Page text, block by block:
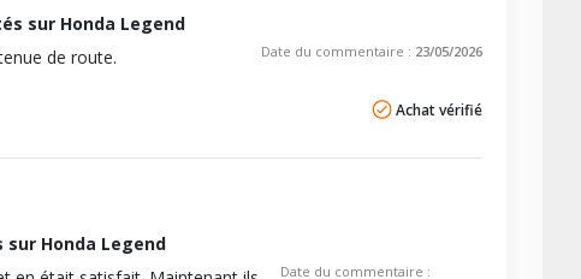
sur Honda Legend
de route.
Date du commentaire : 23/05/2026
Achat vérifié
Honda Legend
Date du commentaire :